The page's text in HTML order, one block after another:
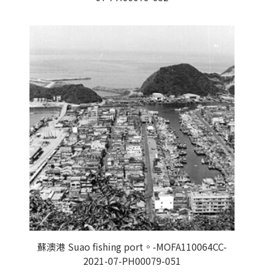
蘇澳港 Suao fishing port。-MOFA110064CC-
2021-07-PH00079-051